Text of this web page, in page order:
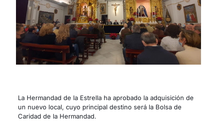
La Hermandad de la Estrella ha aprobado la adquisición de
un nuevo local, cuyo principal destino será la Bolsa de
Caridad de la Hermandad.